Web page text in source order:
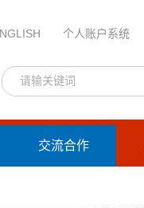
个人账户系统
交流合作